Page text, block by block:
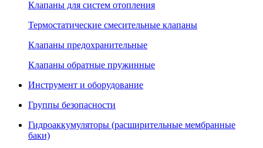
Клапаны для систем отопления
Термостатические смесительные клапаны
Клапаны предохранительные
Клапаны обратные пружинные
Инструмент и оборудование
Группы безопасности
Гидроаккумуляторы (расширительные мембранные
баки)